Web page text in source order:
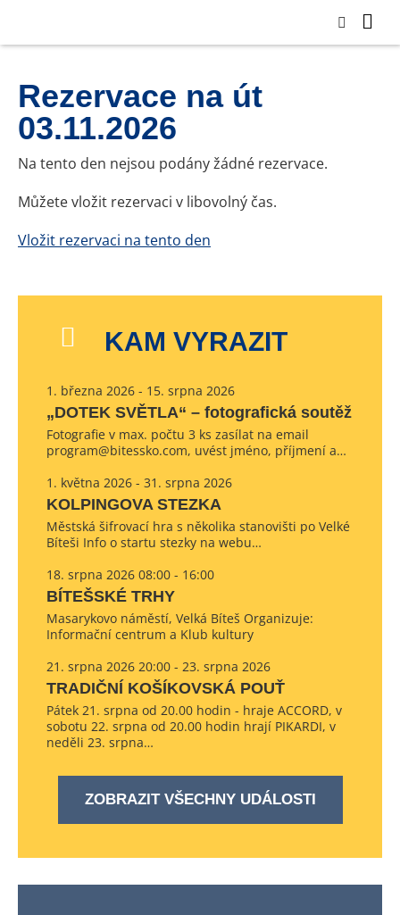
Rezervace na út
03.11.2026
Na tento den nejsou podány žádné rezervace.
Můžete vložit rezervaci v libovolný čas.
Vložit rezervaci na tento den
KAM VYRAZIT
1. března 2026 - 15. srpna 2026
„DOTEK SVĚTLA“ – fotografická soutěž
Fotografie v max. počtu 3 ks zasílat na email
program@bitessko.com, uvést jméno, příjmení a…
1. května 2026 - 31. srpna 2026
KOLPINGOVA STEZKA
Městská šifrovací hra s několika stanovišti po Velké
Bíteši Info o startu stezky na webu…
18. srpna 2026 08:00 - 16:00
BÍTEŠSKÉ TRHY
Masarykovo náměstí, Velká Bíteš Organizuje:
Informační centrum a Klub kultury
21. srpna 2026 20:00 - 23. srpna 2026
TRADIČNÍ KOŠÍKOVSKÁ POUŤ
Pátek 21. srpna od 20.00 hodin - hraje ACCORD, v
sobotu 22. srpna od 20.00 hodin hrají PIKARDI, v
neděli 23. srpna…
ZOBRAZIT VŠECHNY UDÁLOSTI